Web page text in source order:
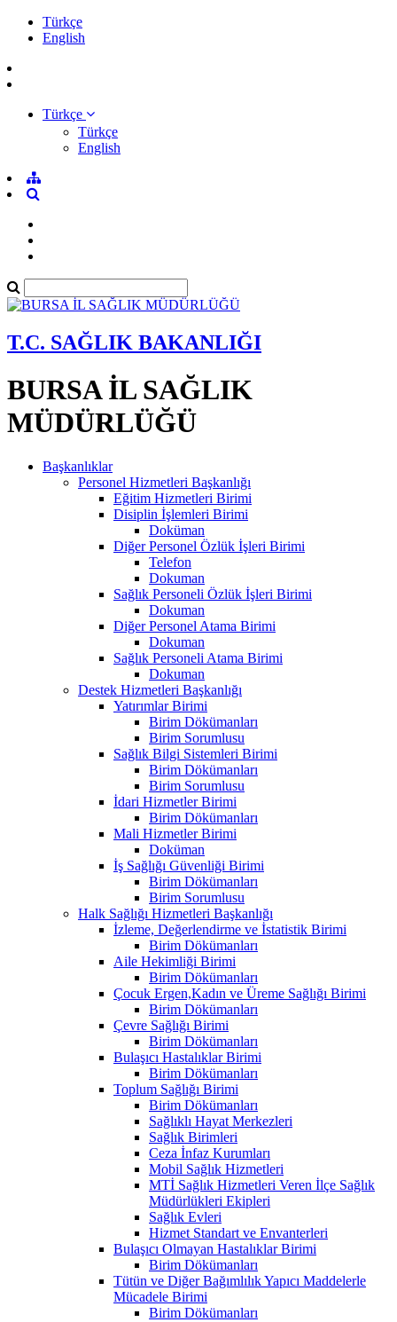
Türkçe
English
Türkçe
Türkçe
English
T.C. SAĞLIK BAKANLIĞI
BURSA İL SAĞLIK
MÜDÜRLÜĞÜ
Başkanlıklar
Personel Hizmetleri Başkanlığı
Eğitim Hizmetleri Birimi
Disiplin İşlemleri Birimi
Doküman
Diğer Personel Özlük İşleri Birimi
Telefon
Dokuman
Sağlık Personeli Özlük İşleri Birimi
Dokuman
Diğer Personel Atama Birimi
Dokuman
Sağlık Personeli Atama Birimi
Dokuman
Destek Hizmetleri Başkanlığı
Yatırımlar Birimi
Birim Dökümanları
Birim Sorumlusu
Sağlık Bilgi Sistemleri Birimi
Birim Dökümanları
Birim Sorumlusu
İdari Hizmetler Birimi
Birim Dökümanları
Mali Hizmetler Birimi
Doküman
İş Sağlığı Güvenliği Birimi
Birim Dökümanları
Birim Sorumlusu
Halk Sağlığı Hizmetleri Başkanlığı
İzleme, Değerlendirme ve İstatistik Birimi
Birim Dökümanları
Aile Hekimliği Birimi
Birim Dökümanları
Çocuk Ergen,Kadın ve Üreme Sağlığı Birimi
Birim Dökümanları
Çevre Sağlığı Birimi
Birim Dökümanları
Bulaşıcı Hastalıklar Birimi
Birim Dökümanları
Toplum Sağlığı Birimi
Birim Dökümanları
Sağlıklı Hayat Merkezleri
Sağlık Birimleri
Ceza İnfaz Kurumları
Mobil Sağlık Hizmetleri
MTİ Sağlık Hizmetleri Veren İlçe Sağlık
Müdürlükleri Ekipleri
Sağlık Evleri
Hizmet Standart ve Envanterleri
Bulaşıcı Olmayan Hastalıklar Birimi
Birim Dökümanları
Tütün ve Diğer Bağımlılık Yapıcı Maddelerle
Mücadele Birimi
Birim Dökümanları